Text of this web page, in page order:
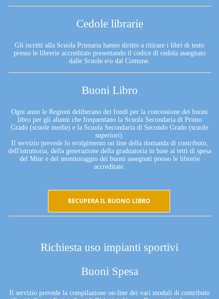
Cedole librarie
Gli iscritti alla Scuola Primaria hanno diritto a ritirare i libri di testo
presso le librerie accreditate presentando il codice di cedola assegnato
dalle Scuole e/o dal Comune.
Buoni Libro
Ogni anno le Regioni deliberano dei fondi per la concessione dei buoni
libro per gli alunni che frequentano la Scuola Secondaria di Primo
Grado (scuole medie) e la Scuola Secondaria di Secondo Grado (scuole
superiori).
Il servizio prevede lo svolgimento on line della domanda di contributo,
dell'istruttoria, della generazione della graduatoria in base ai tetti di spesa
del Miur e del monitoraggio dei buoni assegnati presso le librerie
accreditate.
RECUPERA IL BUONO LIBRO
Richiesta uso impianti sportivi
Buoni Spesa
Il servizio prevede la compilazione on-line dei vari moduli di contributo